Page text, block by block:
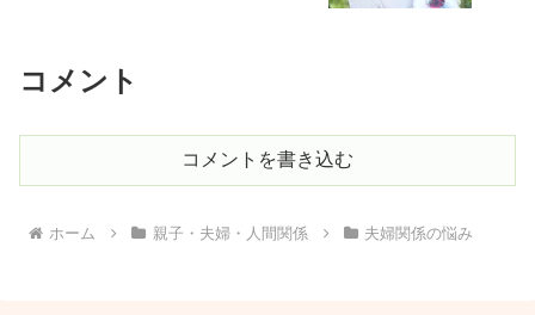
コメント
コメントを書き込む
ホーム 親子・夫婦・人間関係 夫婦関係の悩み